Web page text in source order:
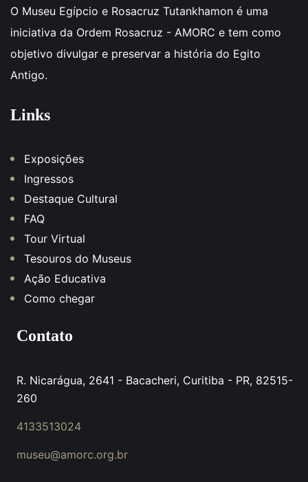
O Museu Egípcio e Rosacruz Tutankhamon é uma
iniciativa da Ordem Rosacruz - AMORC e tem como
objetivo divulgar e preservar a história do Egito
Antigo.
Links
Exposições
Ingressos
Destaque Cultural
FAQ
Tour Virtual
Tesouros do Museus
Ação Educativa
Como chegar
Contato
R. Nicarágua, 2641 - Bacacheri, Curitiba - PR, 82515-
260
4133513024
museu@amorc.org.br